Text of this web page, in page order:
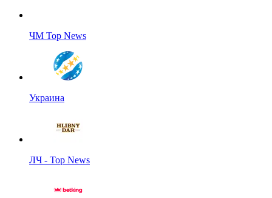
ЧМ Top News
Украина
ЛЧ - Top News